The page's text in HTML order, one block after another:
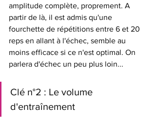
amplitude complète, proprement. A
partir de là, il est admis qu'une
fourchette de répétitions entre 6 et 20
reps en allant à l'échec, semble au
moins efficace si ce n'est optimal. On
parlera d'échec un peu plus loin...
Clé n°2 : Le volume
d'entraînement